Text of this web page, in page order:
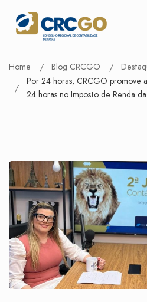
Home Blog CRCGO
Por 24 horas, CRCGO promove
24 horas no Imposto de Renda da